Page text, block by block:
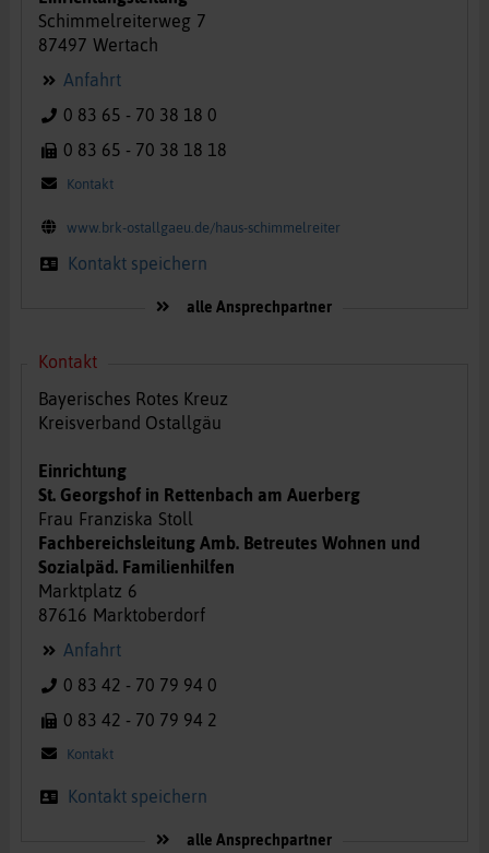
Schimmelreiterweg 7
87497 Wertach
Anfahrt
0 83 65 - 70 38 18 0
0 83 65 - 70 38 18 18
Kontakt
www.brk-ostallgaeu.de/haus-schimmelreiter
Kontakt speichern
alle Ansprechpartner
Kontakt
Bayerisches Rotes Kreuz
Kreisverband Ostallgäu
Einrichtung
St. Georgshof in Rettenbach am Auerberg
Frau Franziska Stoll
Fachbereichsleitung Amb. Betreutes Wohnen und
Sozialpäd. Familienhilfen
Marktplatz 6
87616 Marktoberdorf
Anfahrt
0 83 42 - 70 79 94 0
0 83 42 - 70 79 94 2
Kontakt
Kontakt speichern
alle Ansprechpartner